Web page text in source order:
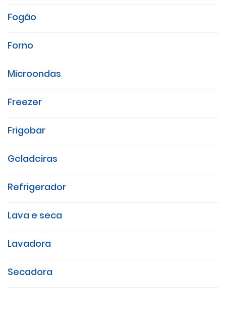
Fogão
Forno
Microondas
Freezer
Frigobar
Geladeiras
Refrigerador
Lava e seca
Lavadora
Secadora